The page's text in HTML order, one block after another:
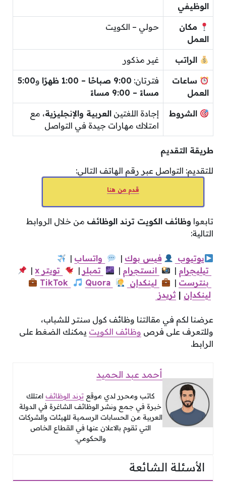
الوظيفي
مكان
العمل
حولي – الكويت
الراتب غير مذكور
ساعات
العمل
فترتان: 9:00 صباحًا – 1:00 ظهرًا و5:00
مساءً – 9:00 مساءً
الشروط إجادة اللغتين العربية والإنجليزية، مع
امتلاك مهارات جيدة في التواصل
طريقة التقديم
للتقديم: التواصل عبر رقم الهاتف التالي:
قدم من هنا
تابعوا وظائف الكويت ترند الوظائف من خلال الروابط
التالية:
يوتيوب فيس بوك | واتساب |
تيليجرام | انستجرام | تمبلر | تويتر x
|
بنترست | لينكدإن Quora
TikTok
لينكدإن | ثريدز
عرضنا لكم في مقالتنا وظائف كول سنتر للشباب،
وللتعرف على فرص وظائف الكويت يمكنك الضغط على
الرابط.
أحمد عبد الحميد
كاتب ومحرر لدي موقع ترند الوظائف امتلك
خبرة في جمع ونشر الوظائف الشاغرة في الدولة
العربية من الحسابات الرسمية للهيئات والشركات
التي تقوم بالاعلان عنها في القطاع الخاص
والحكومي.
الأسئلة الشائعة